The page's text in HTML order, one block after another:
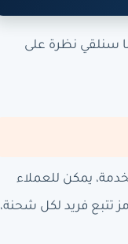
سنلقي نظرة على
يمكن للعملاء
تتبع فريد لكل شحنة،